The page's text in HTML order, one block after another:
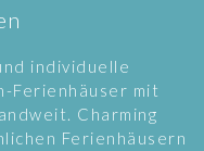
individuelle
Ferienhäuser mit
Charming
Ferienhäusern